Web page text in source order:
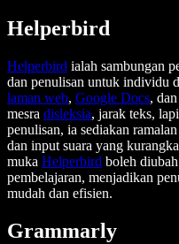
Helperbird
Helperbird ialah sambungan
dan penulisan untuk individu
laman web, Google Docs, dan
mesra disleksia, jarak teks,
penulisan, ia sediakan
dan input suara yang
muka Helperbird boleh
pembelajaran, menjadikan
mudah dan efisien.
Grammarly